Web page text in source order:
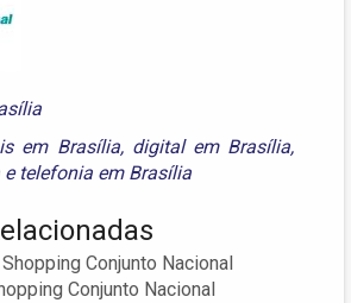
em Brasília, digital em Brasília,
e telefonia em Brasília
Conjunto Nacional
Conjunto Nacional